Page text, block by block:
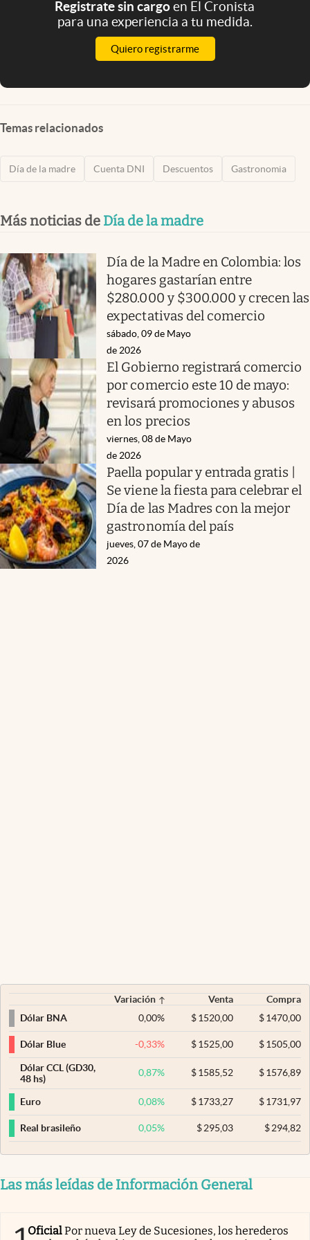
Registrate sin cargoen El Cronista
para una experiencia a tu medida.
Quiero registrarme
Temas relacionados
Día de la madre Cuenta DNI Descuentos Gastronomia
Más noticias de Día de la madre
Día de la Madre en Colombia: los
hogares gastarían entre
$280.000 y $300.000 y crecen las
expectativas del comercio
sábado, 09 de Mayo
de 2026
El Gobierno registrará comercio
por comercio este 10 de mayo:
revisará promociones y abusos
en los precios
viernes, 08 de Mayo
de 2026
Paella popular y entrada gratis |
Se viene la fiesta para celebrar el
Día de las Madres con la mejor
gastronomía del país
jueves, 07 de Mayo de
2026
Variación Venta
Compra
Dólar BNA
0,00% $ 1520,00 $1470,00
Dólar Blue -0,33% $ 1525,00 $1505,00
Dólar CCL (GD30,
48 hs)
0,87% $ 1585,52 $1576,89
Euro 0,08% $ 1733,27 $1731,97
Real brasileño 0,05% $ 295,03 $294,82
Las más leídas de Información General
OficialPor nueva Ley de Sucesiones, los herederos